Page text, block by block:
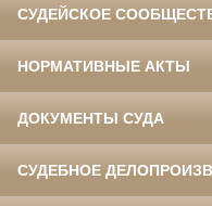
СУДЕЙСКОЕ
НОРМАТИВНЫЕ АКТЫ
ДОКУМЕНТЫ СУДА
СУДЕБНОЕ